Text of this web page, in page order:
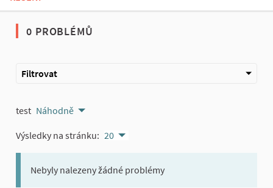
0 PROBLÉMŮ
Filtrovat
test Náhodně
Výsledky na stránku: 20
Nebyly nalezeny žádné problémy